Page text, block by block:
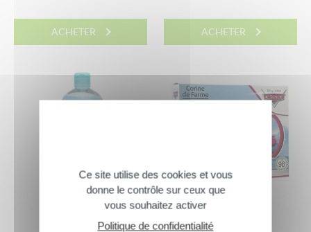
ACHETER ACHETER
Ce site utilise des cookies et vous
donne le contrôle sur ceux que
vous souhaitez activer
Politique de confidentialité